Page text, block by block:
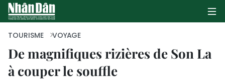
PAGE D'ACCUEIL
TOURISME VOYAGE
De magnifiques rizières de Son La
à couper le souffle